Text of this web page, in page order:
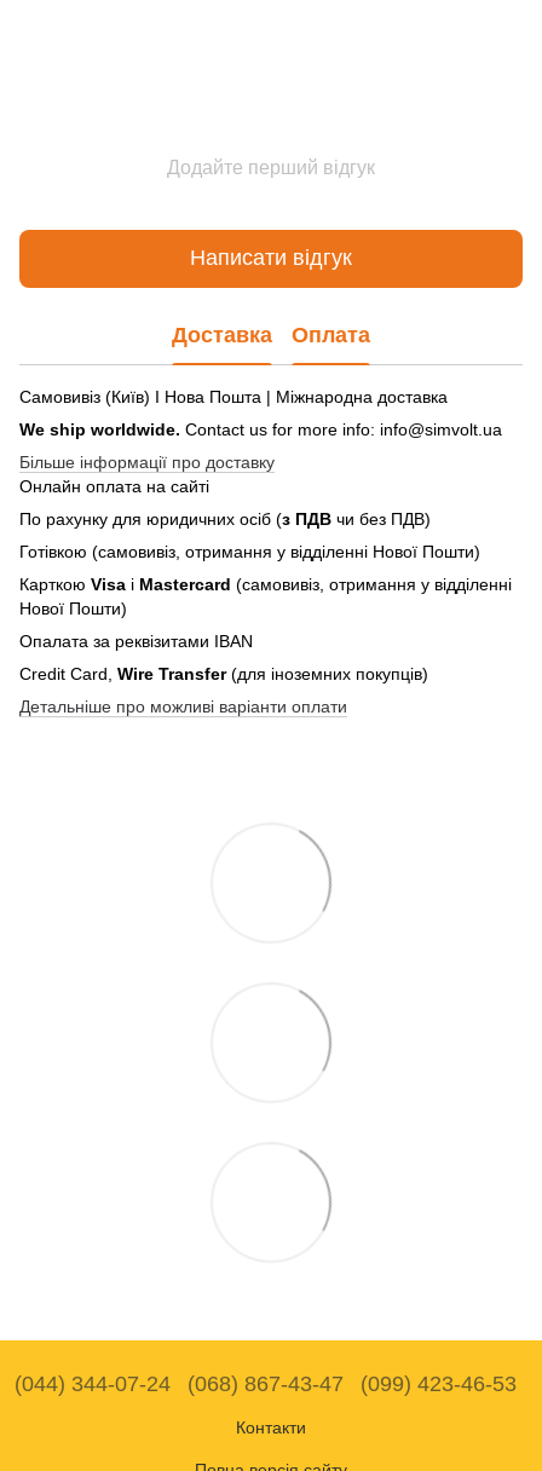
Додайте перший відгук
Написати відгук
Доставка Оплата
Самовивіз (Київ) І Нова Пошта | Міжнародна доставка
We ship worldwide. Contact us for more info: info@simvolt.ua
Більше інформації про доставку
Онлайн оплата на сайті
По рахунку для юридичних осіб (з ПДВ чи без ПДВ)
Готівкою (самовивіз, отримання у відділенні Нової Пошти)
Карткою Visa і Mastercard (самовивіз, отримання у відділенні
Нової Пошти)
Опалата за реквізитами IBAN
Credit Card, Wire Transfer(для іноземних покупців)
Детальніше про можливі варіанти оплати
(044) 344-07-24 (068) 867-43-47 (099) 423-46-53
Контакти